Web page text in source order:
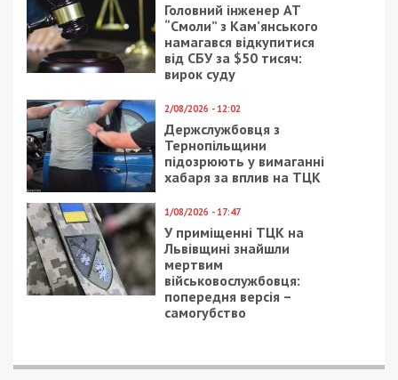
Головний інженер АТ
“Смоли” з Кам’янського
намагався відкупитися
від СБУ за $50 тисяч:
вирок суду
2/08/2026 - 12:02
Держслужбовця з
Тернопільщини
підозрюють у вимаганні
хабаря за вплив на ТЦК
1/08/2026 - 17:47
У приміщенні ТЦК на
Львівщині знайшли
мертвим
військовослужбовця:
попередня версія –
самогубство